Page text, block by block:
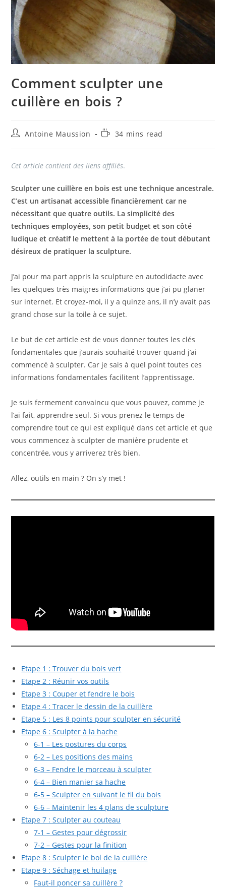
Comment sculpter une
cuillère en bois ?
Auteur/autrice
publication :
Antoine Maussion
Temps34 mins read
Cet article contient des liens affiliés.
Sculpter une cuillère en bois est une technique ancestrale.
C’est un artisanat accessible financièrement car ne
nécessitant que quatre outils. La simplicité des
techniques employées, son petit budget et son côté
ludique et créatif le mettent à la portée de tout débutant
désireux de pratiquer la sculpture.
J’ai pour ma part appris la sculpture en autodidacte avec
les quelques très maigres informations que j’ai pu glaner
sur internet. Et croyez-moi, il y a quinze ans, il n’y avait pas
grand chose sur la toile à ce sujet.
Le but de cet article est de vous donner toutes les clés
fondamentales que j’aurais souhaité trouver quand j’ai
commencé à sculpter. Car je sais à quel point toutes ces
informations fondamentales facilitent l’apprentissage.
Je suis fermement convaincu que vous pouvez, comme je
l’ai fait, apprendre seul. Si vous prenez le temps de
comprendre tout ce qui est expliqué dans cet article et que
vous commencez à sculpter de manière prudente et
concentrée, vous y arriverez très bien.
Allez, outils en main ? On s’y met !
Etape 1 : Trouver du bois vert
Etape 2 : Réunir vos outils
Etape 3 : Couper et fendre le bois
Etape 4 : Tracer le dessin de la cuillère
Etape 5 : Les 8 points pour sculpter en sécurité
Etape 6 : Sculpter à la hache
6-1 – Les postures du corps
6-2 – Les positions des mains
6-3 – Fendre le morceau à sculpter
6-4 – Bien manier sa hache
6-5 – Sculpter en suivant le fil du bois
6-6 – Maintenir les 4 plans de sculpture
Etape 7 : Sculpter au couteau
7-1 – Gestes pour dégrossir
7-2 – Gestes pour la finition
Etape 8 : Sculpter le bol de la cuillère
Etape 9 : Séchage et huilage
Faut-il poncer sa cuillère ?